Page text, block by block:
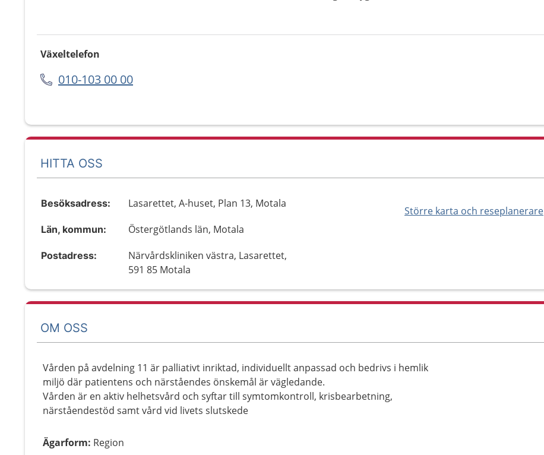
Växeltelefon
010-103 00 00
HITTA OSS
Större karta och reseplanerare
Besöksadress: Lasarettet, A-huset, Plan 13, Motala
Län, kommun: Östergötlands län, Motala
Postadress:
Närvårdskliniken västra, Lasarettet,
591 85 Motala
OM OSS
Vården på avdelning 11 är palliativt inriktad, individuellt anpassad och bedrivs i hemlik
miljö där patientens och närståendes önskemål är vägledande.
Vården är en aktiv helhetsvård och syftar till symtomkontroll, krisbearbetning,
närståendestöd samt vård vid livets slutskede
Ägarform: Region